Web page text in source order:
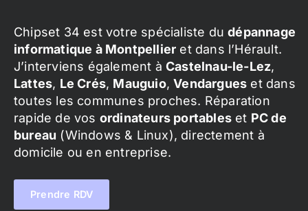
Chipset 34 est votre spécialiste dudépannage
informatique à Montpellier et dans l’Hérault.
J’interviens également à Castelnau-le-Lez,
Lattes, Le Crés, Mauguio,Vendargues et dans
toutes les communes proches. Réparation
rapide de vos ordinateurs portables et PC de
bureau (Windows & Linux), directement à
domicile ou en entreprise.
Prendre RDV